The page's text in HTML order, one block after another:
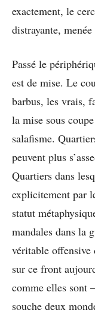
exactement, le
distrayante,
Passé le
est de mise. Le
barbus, les vrais,
la mise sous
salafisme.
peuvent plus
Quartiers dans
explicitement par
statut
mandales dans la
véritable offensive
sur ce front
comme elles sont
souche deux